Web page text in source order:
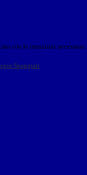
con le istruzioni necessarie.
Spaggiari